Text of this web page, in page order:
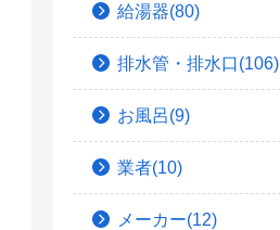
給湯器(80)
排水管・排水口(106)
お風呂(9)
業者(10)
メーカー(12)